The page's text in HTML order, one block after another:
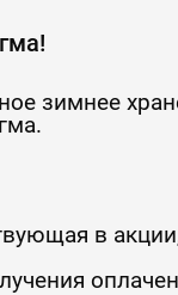
зимнее
в